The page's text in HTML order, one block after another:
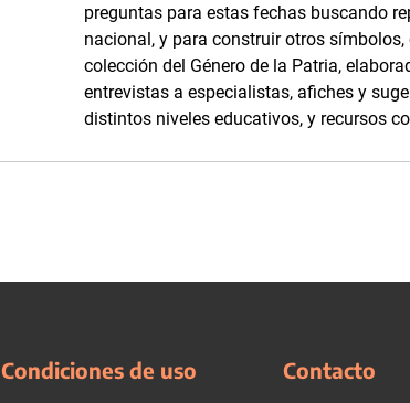
preguntas para estas fechas buscando
nacional, y para construir otros
colección del Género de la Patria,
entrevistas a especialistas, afiches y
distintos niveles educativos, y recursos
Condiciones de uso Contacto